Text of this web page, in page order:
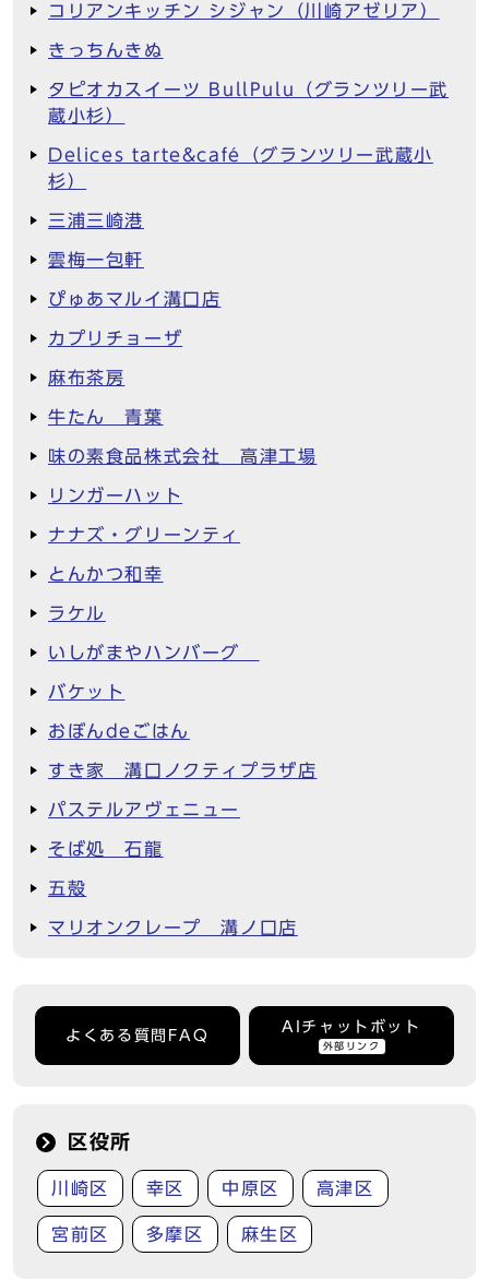
コリアンキッチン シジャン（川崎アゼリア）
きっちんきぬ
タピオカスイーツ BullPulu（グランツリー武
蔵小杉）
Delices tarte&café（グランツリー武蔵小
杉）
三浦三崎港
雲梅一包軒
ぴゅあマルイ溝口店
カプリチョーザ
麻布茶房
牛たん 青葉
味の素食品株式会社 高津工場
リンガーハット
ナナズ・グリーンティ
とんかつ和幸
ラケル
いしがまやハンバーグ
バケット
おぼんdeごはん
すき家 溝口ノクティプラザ店
パステルアヴェニュー
そば処 石龍
五殻
マリオンクレープ 溝ノ口店
よくある質問FAQ
AIチャットボット
外部リンク
区役所
川崎区 幸区 中原区 高津区
宮前区 多摩区 麻生区